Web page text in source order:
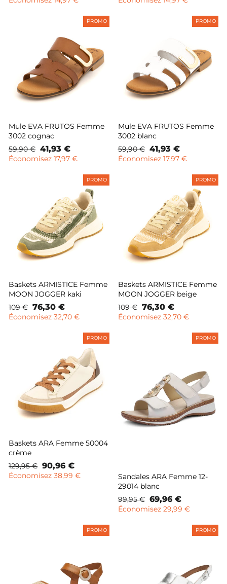
PROMO
Mule EVA FRUTOS Femme
3002 cognac
Prix
normal
59,90 € Prix
remisé
41,93 €
Économisez 17,97 €
PROMO
Mule EVA FRUTOS Femme
3002 blanc
Prix
normal
59,90 € Prix
remisé
41,93 €
Économisez 17,97 €
PROMO
Baskets ARMISTICE Femme
MOON JOGGER kaki
Prix
normal
109 € Prix
remisé
76,30 €
Économisez 32,70 €
PROMO
Baskets ARMISTICE Femme
MOON JOGGER beige
Prix
normal
109 € Prix
remisé
76,30 €
Économisez 32,70 €
PROMO
Baskets ARA Femme 50004
crème
Prix
normal
129,95 € Prix
remisé
90,96 €
Économisez 38,99 €
PROMO
Sandales ARA Femme 12-
29014 blanc
Prix
normal
99,95 € Prix
remisé
69,96 €
Économisez 29,99 €
PROMO PROMO